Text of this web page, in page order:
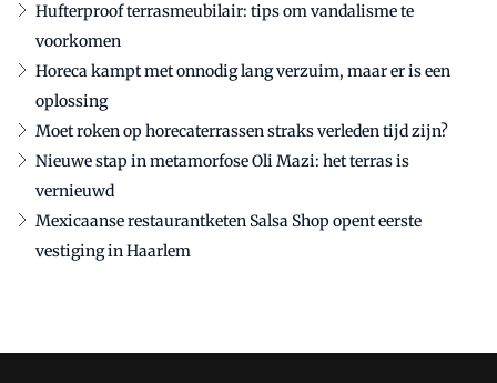
Hufterproof terrasmeubilair: tips om vandalisme te
voorkomen
Horeca kampt met onnodig lang verzuim, maar er is een
oplossing
Moet roken op horecaterrassen straks verleden tijd zijn?
Nieuwe stap in metamorfose Oli Mazi: het terras is
vernieuwd
Mexicaanse restaurantketen Salsa Shop opent eerste
vestiging in Haarlem